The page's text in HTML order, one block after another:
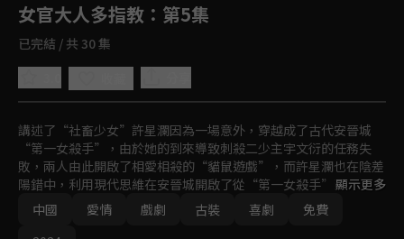
女官大人多指教 ：第5集
已完結 / 共 30 集
講述了“社畜少女”許星瀾因為一場意外，穿越成了古代安晉城
“第一女殺手”，由於她的到來導致刺殺二少主宇文衍的任務失
敗，兩人由此開啟了相愛相殺的“貓鼠遊戲”，而許星瀾也在陰差
陽錯中，利用現代思維在安晉城開啟了從“第一女殺手”到“第一
女官”的奇妙之旅。
顯示更多
中國
愛情 戲劇 古裝 喜劇
免費